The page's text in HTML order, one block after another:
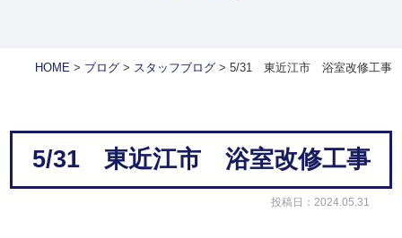
HOME> ブログ> スタッフブログ> 5/31 東近江市 浴室改修工事
5/31 東近江市 浴室改修工事
投稿日：2024.05.31